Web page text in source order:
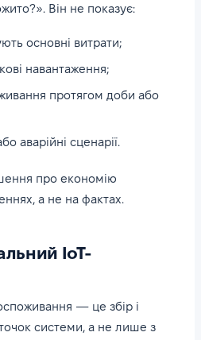
Він не показує:
основні витрати;
навантаження;
протягом доби або
аварійні сценарії.
про економію
а не на фактах.
IoT-
— це збір і
системи, а не лише з